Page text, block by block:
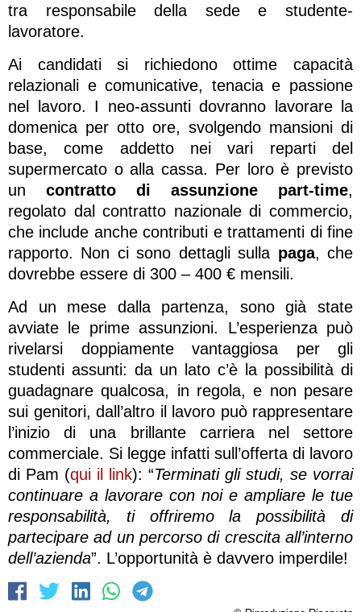
tra responsabile della sede e studente-
lavoratore.
Ai candidati si richiedono ottime capacità
relazionali e comunicative, tenacia e passione
nel lavoro. I neo-assunti dovranno lavorare la
domenica per otto ore, svolgendo mansioni di
base, come addetto nei vari reparti del
supermercato o alla cassa. Per loro è previsto
un contratto di assunzione part-time,
regolato dal contratto nazionale di commercio,
che include anche contributi e trattamenti di fine
rapporto. Non ci sono dettagli sulla paga, che
dovrebbe essere di 300 – 400 € mensili.
Ad un mese dalla partenza, sono già state
avviate le prime assunzioni. L’esperienza può
rivelarsi doppiamente vantaggiosa per gli
studenti assunti: da un lato c’è la possibilità di
guadagnare qualcosa, in regola, e non pesare
sui genitori, dall’altro il lavoro può rappresentare
l’inizio di una brillante carriera nel settore
commerciale. Si legge infatti sull’offerta di lavoro
di Pam (qui il link): “Terminati gli studi, se vorrai
continuare a lavorare con noi e ampliare le tue
responsabilità, ti offriremo la possibilità di
partecipare ad un percorso di crescita all’interno
dell’azienda”. L’opportunità è davvero imperdile!